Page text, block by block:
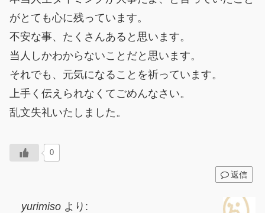
がとても心に残っています。
不安な事、たくさんあると思います。
当人しかわからないことだと思います。
それでも、元気になることを祈っています。
上手く伝えられなくてごめんなさい。
乱文失礼いたしました。
0
返信
yurimiso より: